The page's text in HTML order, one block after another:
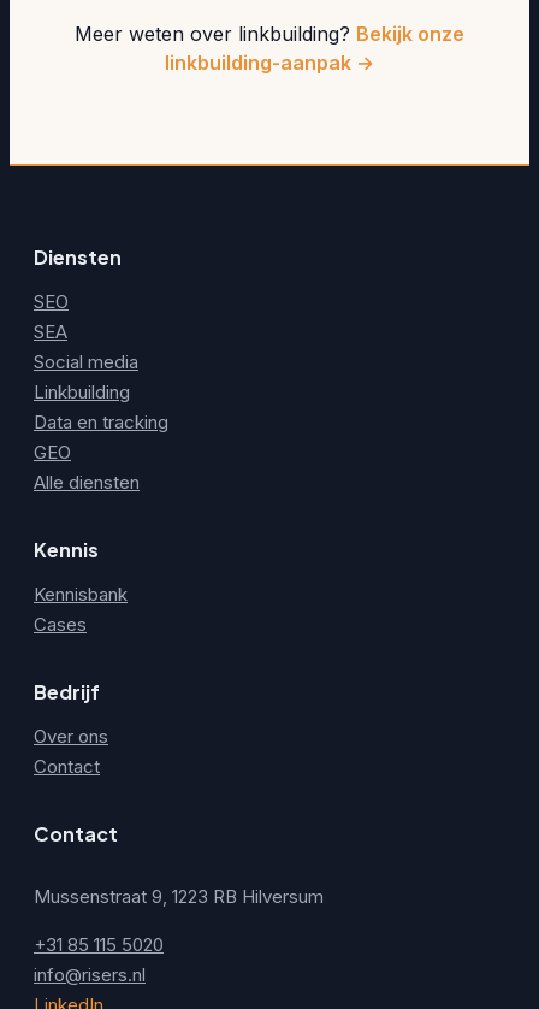
Meer weten over linkbuilding? Bekijk onze
linkbuilding-aanpak →
Diensten
SEO
SEA
Social media
Linkbuilding
Data en tracking
GEO
Alle diensten
Kennis
Kennisbank
Cases
Bedrijf
Over ons
Contact
Contact
Mussenstraat 9, 1223 RB Hilversum
+31 85 115 5020
info@risers.nl